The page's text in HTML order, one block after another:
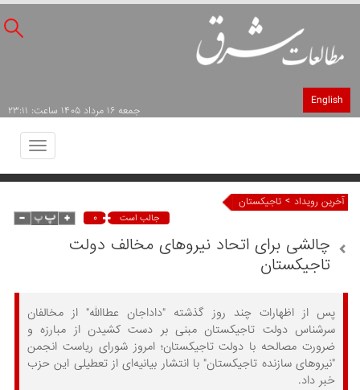
English
جمعه ۱۶ مرداد ۱۴۰۵ ساعت: ۲۳:۱۱
Toggle
آخرین رویداد > تاجیکستان
جالب است ۰
چالشی برای اتحاد نیروهای مخالف دولت
تاجیکستان
پس از اظهارات چند روز گذشته "داداجان عطاالله" از مخالفان
سرشناس دولت تاجیکستان مبنی بر دست کشیدن از مبارزه و
ضرورت مصالحه با دولت تاجیکستان؛ امروز شورای ریاست انجمن
"نیروهای سازنده تاجیکستان" با انتشار بیانیه‌ای از تعطیلی این حزب
خبر داد.